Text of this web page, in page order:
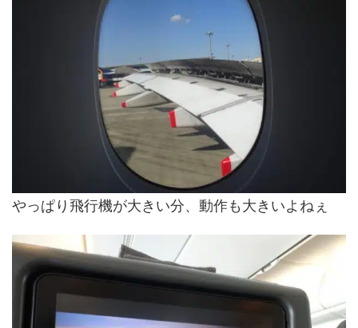
やっぱり飛行機が大きい分、動作も大きいよねぇ